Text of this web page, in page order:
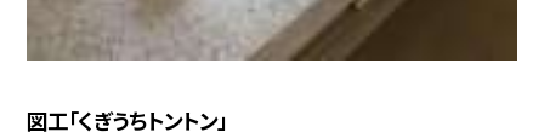
図工「くぎうちトントン」